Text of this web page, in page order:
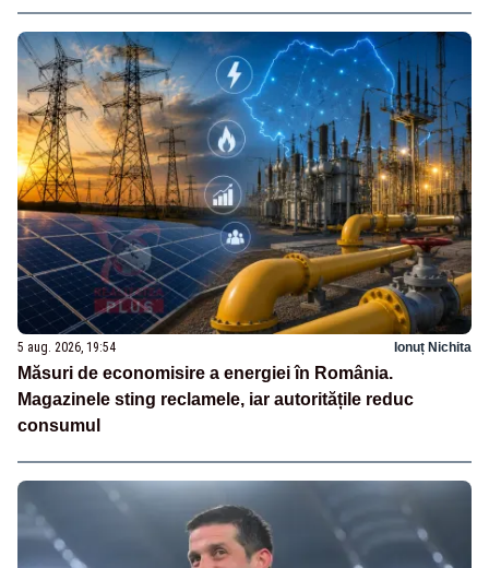
5 aug. 2026, 19:54 Ionuț Nichita
Măsuri de economisire a energiei în România.
Magazinele sting reclamele, iar autoritățile reduc
consumul